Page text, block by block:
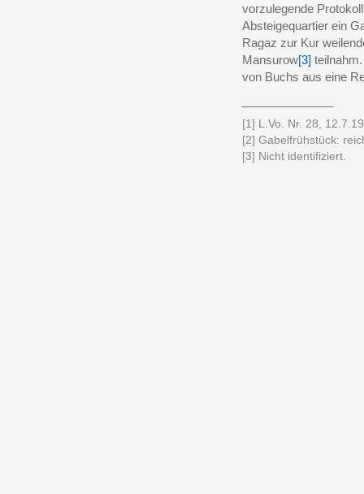
vorzulegende
Absteigequartier ein
Ragaz zur Kur
Mansurow[3]
von Buchs aus eine
[1] L.Vo. Nr. 28,
[2] Gabelfrühstück:
[3] Nicht identifiziert.